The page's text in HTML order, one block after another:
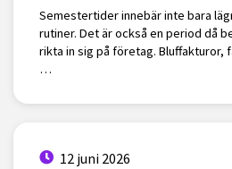
Semestertider innebär inte bara
rutiner. Det är också en period då
rikta in sig på företag. Bluffakturor,
…
12 juni 2026